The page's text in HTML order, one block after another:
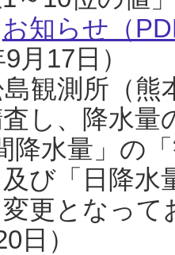
お知らせ（
月17日）
観測所（熊
し、降水
降水量」の
び「日降
更となっ
日）